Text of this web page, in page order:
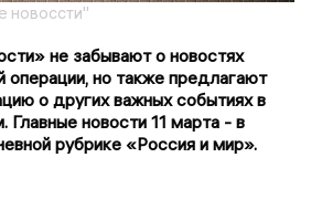
новоссти"
не забывают о новостях
операции, но также предлагают
о других важных событиях в
Главные новости 11 марта - в
рубрике «Россия и мир».